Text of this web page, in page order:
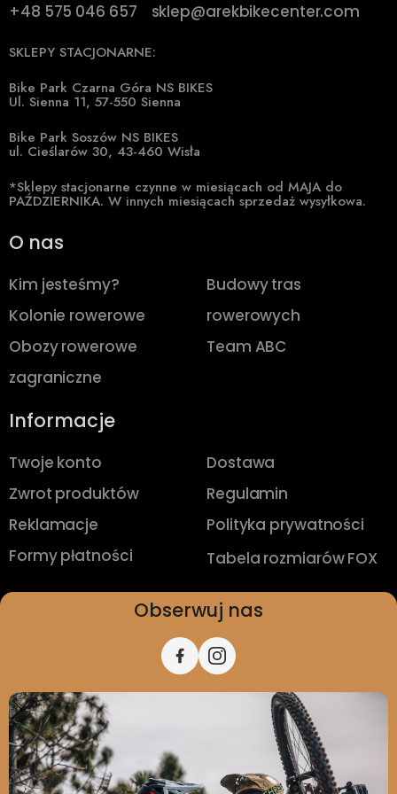
+48 575 046 657 sklep@arekbikecenter.com
SKLEPY STACJONARNE:
Bike Park Czarna Góra NS BIKES
Ul. Sienna 11, 57-550 Sienna
Bike Park Soszów NS BIKES
ul. Cieślarów 30, 43-460 Wisła
*Sklepy stacjonarne czynne w miesiącach od MAJA do
PAŹDZIERNIKA. W innych miesiącach sprzedaż wysyłkowa.
O nas
Kim jesteśmy?
Kolonie rowerowe
Obozy rowerowe
zagraniczne
Budowy tras
rowerowych
Team ABC
Informacje
Twoje konto
Zwrot produktów
Reklamacje
Formy płatności
Dostawa
Regulamin
Polityka prywatności
Tabela rozmiarów FOX
Obserwuj nas